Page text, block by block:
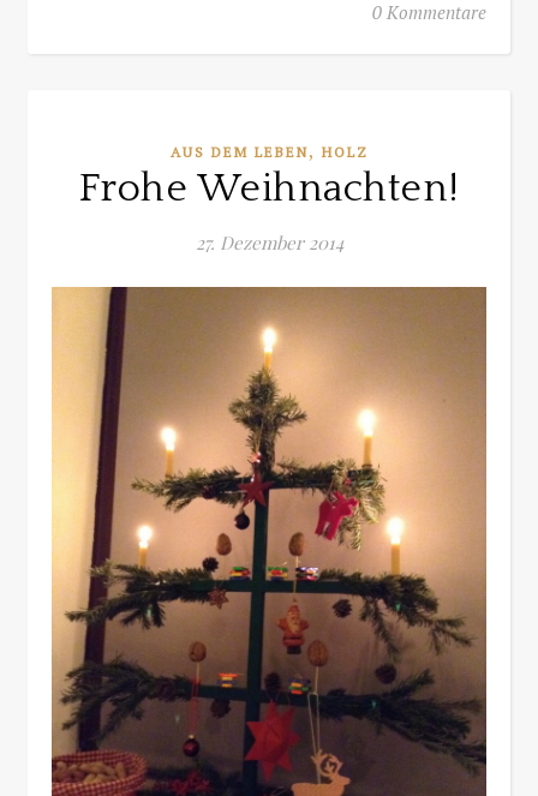
0 Kommentare
AUS DEM LEBEN, HOLZ
Frohe Weihnachten!
27. Dezember 2014